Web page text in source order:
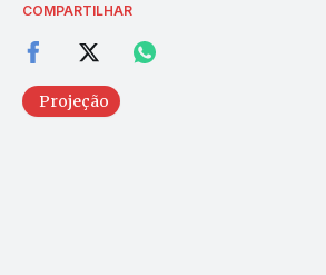
COMPARTILHAR
Projeção